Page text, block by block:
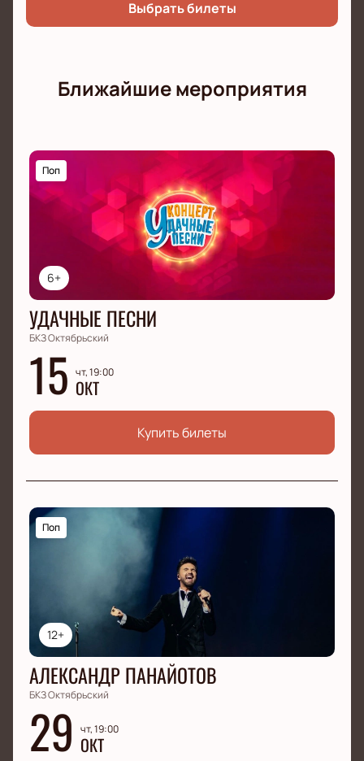
Выбрать билеты
Ближайшие мероприятия
6+
Поп
УДАЧНЫЕ ПЕСНИ
БКЗ Октябрьский
15 чт, 19:00
ОКТ
Купить билеты
12+
Поп
АЛЕКСАНДР ПАНАЙОТОВ
БКЗ Октябрьский
29 чт, 19:00
ОКТ